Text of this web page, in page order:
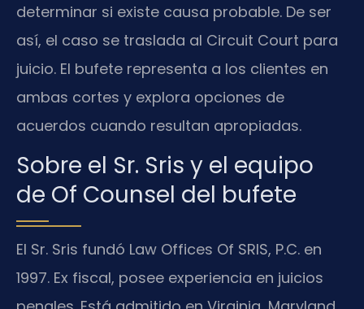
determinar si existe causa probable. De ser
así, el caso se traslada al Circuit Court para
juicio. El bufete representa a los clientes en
ambas cortes y explora opciones de
acuerdos cuando resultan apropiadas.
Sobre el Sr. Sris y el equipo
de Of Counsel del bufete
El Sr. Sris fundó Law Offices Of SRIS, P.C. en
1997. Ex fiscal, posee experiencia en juicios